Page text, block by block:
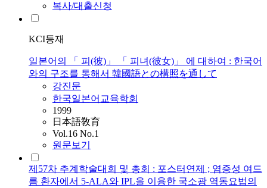
복사/대출신청
KCI등재
일본어의 「 피(彼)」 「 피녀(彼女)」 에 대하여 : 한국어
와의 구조를 통해서 韓國語との構照を通して
강진문
한국일본어교육학회
1999
日本語敎育
Vol.16 No.1
원문보기
제57차 추계학술대회 및 총회 : 포스터연제 ; 염증성 여드
름 환자에서 5-ALA와 IPL을 이용한 국소광 역동요법의